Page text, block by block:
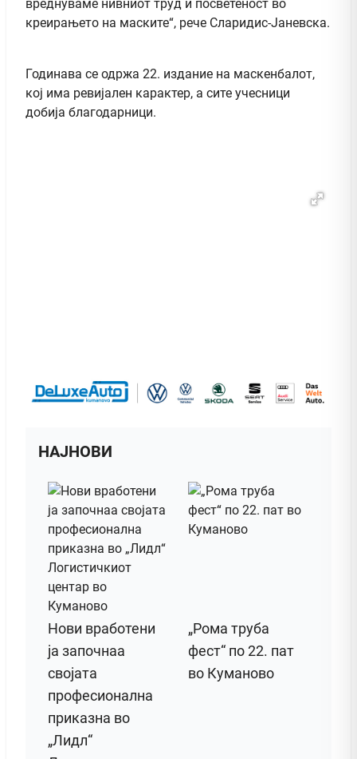
вреднуваме нивниот труд и посветеност во
креирањето на маските“, рече Сларидис-Јаневска.
Годинава се одржа 22. издание на маскенбалот,
кој има ревијален карактер, а сите учесници
добија благодарници.
НАЈНОВИ
Нови вработени
ја започнаа
својата
професионална
приказна во
„Лидл“
„Рома труба
фест“ по 22. пат
во Куманово